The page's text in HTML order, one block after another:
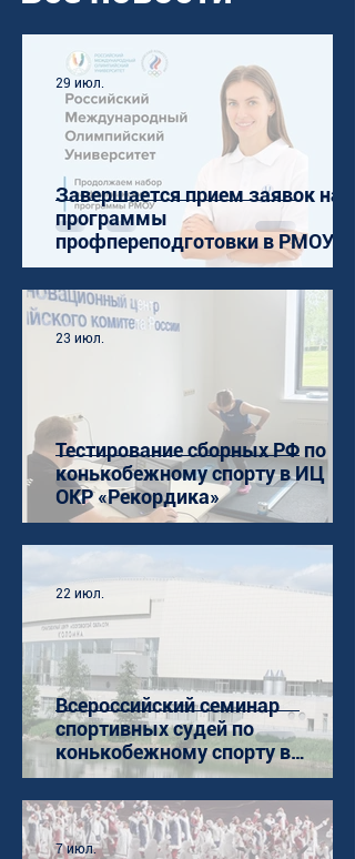
Завершается прием заявок на
программы
профпереподготовки в РМОУ
29 июл.
Тестирование сборных РФ по
конькобежному спорту в ИЦ
ОКР «Рекордика»
23 июл.
Всероссийский семинар
спортивных судей по
конькобежному спорту в
Коломне
22 июл.
7 июл.